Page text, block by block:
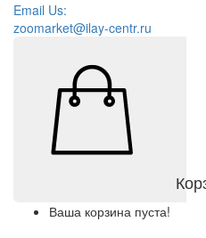
Email Us:
zoomarket@ilay-centr.ru
Ваша корзина пуста!